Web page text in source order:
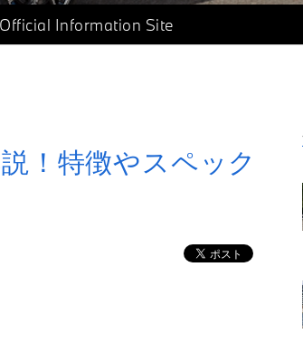
Official Information Site
！特徴やスペック